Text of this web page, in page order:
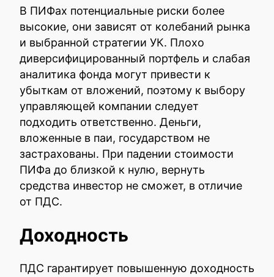
В ПИФах потенциальные риски более
высокие, они зависят от колебаний рынка
и выбранной стратегии УК. Плохо
диверсифицированный портфель и слабая
аналитика фонда могут привести к
убыткам от вложений, поэтому к выбору
управляющей компании следует
подходить ответственно. Деньги,
вложенные в паи, государством не
застрахованы. При падении стоимости
ПИФа до близкой к нулю, вернуть
средства инвестор не сможет, в отличие
от ПДС.
Доходность
ПДС гарантирует повышенную доходность